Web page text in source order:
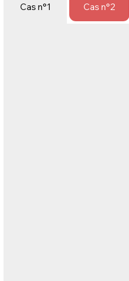
Cas n°1 Cas n°2